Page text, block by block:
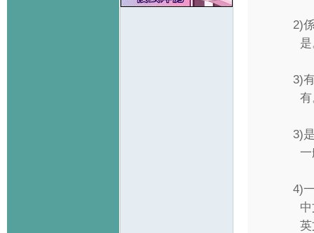
2)
是
3)
有
3)
一
4)
中
英